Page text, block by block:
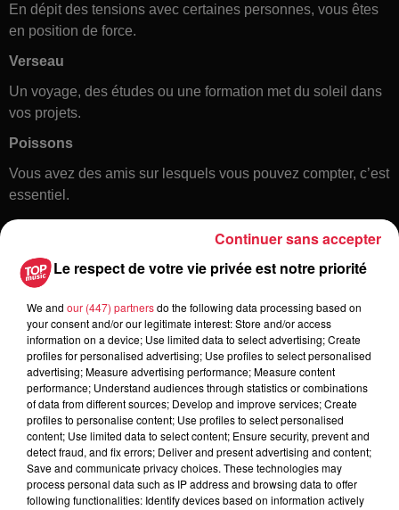
En dépit des tensions avec certaines personnes, vous êtes
en position de force.
Verseau
Un voyage, des études ou une formation met du soleil dans
vos projets.
Poissons
Vous avez des amis sur lesquels vous pouvez compter, c’est
essentiel.
Toute l'actu
6 août 2026
À Hoerdt, de l’eau brune sort des
robinets
Le respect de votre vie privée est notre priorité
We and our (447) partnersdo the following data processing based on
your consent and/or our legitimate interest: Store and/or access
information on a device; Use limited data to select advertising; Create
profiles for personalised advertising; Use profiles to select personalised
advertising; Measure advertising performance; Measure content
performance; Understand audiences through statistics or combinations
of data from different sources; Develop and improve services; Create
profiles to personalise content; Use profiles to select personalised
content; Use limited data to select content; Ensure security, prevent and
detect fraud, and fix errors; Deliver and present advertising and content;
Save and communicate privacy choices. These technologies may
process personal data such as IP address and browsing data to offer
following functionalities: Identify devices based on information actively
Continuer sans accepter